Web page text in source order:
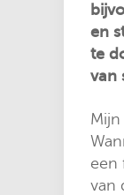
en
te
van
een
van